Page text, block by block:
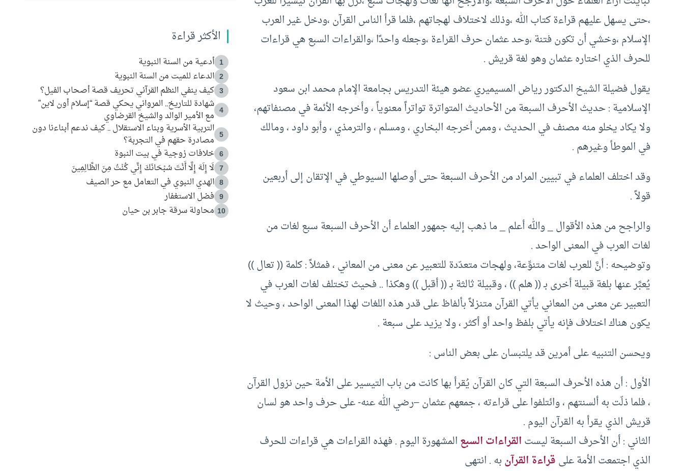
،حتى يسهل عليهم قراءة كتاب الله ،وذلك لاختلاف لهجاتهم ،فلما قرأ الناس القرآن ،ودخل غير العرب
الإسلام ،وخشي أن تكون فتنة ،وحد عثمان حرف القراءة ،وجعله واحدًا ،والقراءات السبع هي قراءات
للحرف الذي اختاره عثمان وهو لغة قريش .
يقول فضيلة الشيخ الدكتور رياض المسيميري عضو هيئة التدريس بجامعة الإمام محمد ابن سعود
الإسلامية : حديث الأحرف السبعة من الأحاديث المتواترة تواتراً معنوياً ، وأخرجه الأئمة في مصنفاتهم،
ولا يكاد يخلو منه مصنف في الحديث ، وممن أخرجه البخاري ، ومسلم ، والترمذي ، وأبو داود ، ومالك
في الموطأ وغيرهم .
وقد اختلف العلماء في تبيين المراد من الأحرف السبعة حتى أوصلها السيوطي في الإتقان إلى أربعين
قولاً .
والراجح من هذه الأقوال _ والله أعلم _ ما ذهب إليه جمهور العلماء أن الأحرف السبعة سبع لغات من
لغات العرب في المعنى الواحد .
وتوضيحه : أنَّ للعرب لغات متنوِّعة، ولهجات متعدّدة للتعبير عن معنى من المعاني ، فمثلاً : كلمة (( تعال ))
يُعبَّر عنها بلغة قبيلة أخرى بـ (( هلم )) ، وقبيلة ثالثة بـ (( أقبل )) وهكذا .. فحيث تختلف لغات العرب في
التعبير عن معنى من المعاني يأتي القرآن متنزلاً بألفاظ على قدر هذه اللغات لهذا المعنى الواحد ، وحيث لا
يكون هناك اختلاف فإنه يأتي بلفظ واحد أو أكثر ، ولا يزيد على سبعة .
ويحسن التنبيه على أمرين قد يلتبسان على بعض الناس :
الأول : أن هذه الأحرف السبعة التي كان القرآن يُقرأ بها كانت من باب التيسير على الأمة حين نزول القرآن
، فلما ذلّت به ألسنتهم ، وائتلفوا على قراءته ، جمعهم عثمان –رضي الله عنه- على حرف واحد هو لسان
قريش الذي يقرأ به القرآن اليوم .
الثاني : أن الأحرف السبعة ليستالقراءات السبعالمشهورة اليوم . فهذه القراءات هي قراءات للحرف
الذي اجتمعت الأمة علىقراءة القرآنبه . انتهى
الأكثر قراءة
1 أدعية من السنة النبوية
2 الدعاء للميت من السنة النبوية
3 كيف ينفي النظم القرآني تحريف قصة أصحاب الفيل؟
4
شهادة للتاريخ.. المرواني يحكي قصة “إسلام أون لاين”
مع الأمير الوالد والشيخ القرضاوي
5
التربية الأسرية وبناء الاستقلال .. كيف ندعم أبناءنا دون
مصادرة حقهم في التجربة؟
6 خلافات زوجية في بيت النبوة
7 لَا إِلَهَ إِلَّا أَنْتَ سُبْحَانَكَ إِنِّي كُنْتُ مِنَ الظَّالِمِينَ
8 الهدي النبوي في التعامل مع حر الصيف
9 فضل الاستغفار
10 محاولة سرقة جابر بن حيان